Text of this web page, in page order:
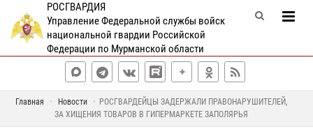
РОСГВАРДИЯ
Управление Федеральной службы войск
национальной гвардии Российской
Федерации по Мурманской области
Главная Новости
РОСГВАРДЕЙЦЫ ЗАДЕРЖАЛИ ПРАВОНАРУШИТЕЛЕЙ,
ЗА ХИЩЕНИЯ ТОВАРОВ В ГИПЕРМАРКЕТЕ ЗАПОЛЯРЬЯ